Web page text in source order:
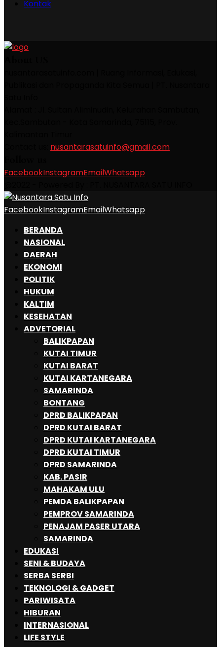
Kontak
nusantarasatuinfo@gmail.com
FacebookInstagramEmailWhatsapp
FacebookInstagramEmailWhatsapp
BERANDA
NASIONAL
DAERAH
EKONOMI
POLITIK
HUKUM
KALTIM
KESEHATAN
ADVETORIAL
BALIKPAPAN
KUTAI TIMUR
KUTAI BARAT
KUTAI KARTANEGARA
SAMARINDA
BONTANG
DPRD BALIKPAPAN
DPRD KUTAI BARAT
DPRD KUTAI KARTANEGARA
DPRD KUTAI TIMUR
DPRD SAMARINDA
KAB. PASIR
MAHAKAM ULU
PEMDA BALIKPAPAN
PEMPROV SAMARINDA
PENAJAM PASER UTARA
SAMARINDA
EDUKASI
SENI & BUDAYA
SERBA SERBI
TEKNOLOGI & GADGET
PARIWISATA
HIBURAN
INTERNASIONAL
LIFE STYLE